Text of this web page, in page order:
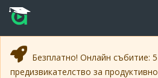
Прескочи към основното съдържание
Прескочи към навигацията
Безплатно! Онлайн събитие:
предизвикателство за